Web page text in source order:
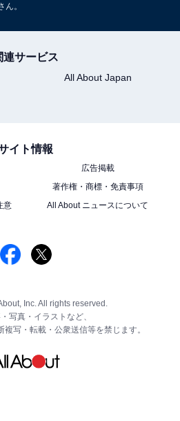
。
連サービス
All About Japan
イト情報
広告掲載
著作権・商標・免責事項
意
All About ニュースについて
Inc. All rights reserved.
写真・イラストなど、
写・転載・公衆送信等を禁じます。